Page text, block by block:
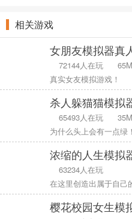
相关游戏
女朋友模拟器真
72144人在玩
真实女友模拟游戏！
杀人躲猫猫模拟
65493人在玩
为什么头上会有一点绿！
浓缩的人生模拟
63234人在玩
在这里创造出属于自己
樱花校园女生模